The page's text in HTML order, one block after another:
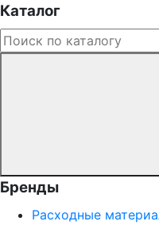
Каталог
Бренды
Расходные